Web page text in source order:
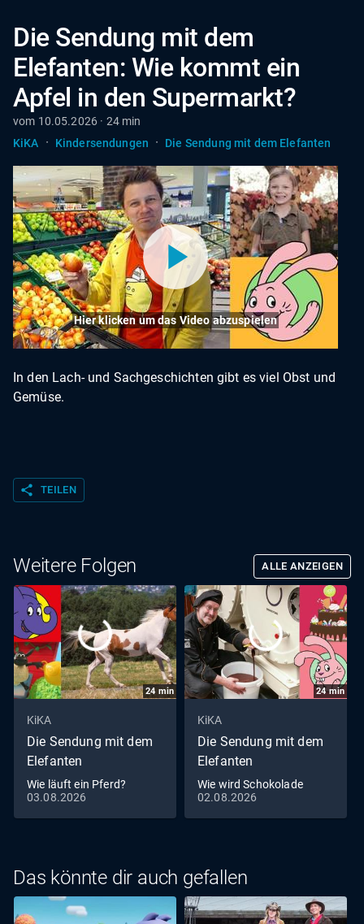
Die Sendung mit dem
Elefanten: Wie kommt ein
Apfel in den Supermarkt?
vom 10.05.2026 · 24 min
KiKA
· Kindersendungen · Die Sendung mit dem Elefanten
Hier klicken um das Video abzuspielen
In den Lach- und Sachgeschichten gibt es viel Obst und
Gemüse.
share TEILEN
Weitere Folgen ALLE ANZEIGEN
24 min
KiKA
Die Sendung mit dem
Elefanten
Wie läuft ein Pferd?
03.08.2026
24min
KiKA
Die Sendung mit dem
Elefanten
Wie wird Schokolade
gemacht?
02.08.2026
Das könnte dir auch gefallen